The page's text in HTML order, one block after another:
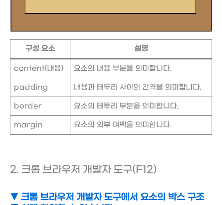
구성 요소 설명
content(내용) 요소의 내용 부분을 의미합니다.
padding 내용과 테두리 사이의 간격을 의미합니다.
border 요소의 테투리 부분을 의미합니다.
margin 요소의 외부 여백을 의미합니다.
2. 크롬 브라우저 개발자 도구(F12)
▼ 크롬 브라우저 개발자 도구에서 요소의 박스 구조